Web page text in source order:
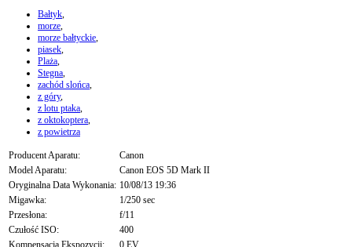
Bałtyk,
morze,
morze bałtyckie,
piasek,
Plaża,
Stegna,
zachód slońca,
z góry,
z lotu ptaka,
z oktokoptera,
z powietrza
Producent Aparatu:
Canon
Model Aparatu:
Canon EOS 5D Mark II
Oryginalna Data Wykonania: 10/08/13 19:36
Migawka:
1/250 sec
Przesłona:
f/11
Czułość ISO:
400